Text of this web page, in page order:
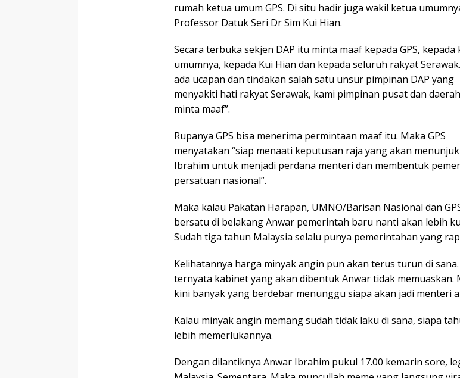
rumah ketua umum GPS. Di situ hadir juga wakil ketua
Professor Datuk Seri Dr Sim Kui Hian.
Secara terbuka sekjen DAP itu minta maaf kepada GPS, kepada
umumnya, kepada Kui Hian dan kepada seluruh rakyat
ada ucapan dan tindakan salah satu unsur pimpinan DAP yang
menyakiti hati rakyat Serawak, kami pimpinan pusat dan
minta maaf”.
Rupanya GPS bisa menerima permintaan maaf itu. Maka GPS
menyatakan “siap menaati keputusan raja yang akan
Ibrahim untuk menjadi perdana menteri dan membentuk
persatuan nasional”.
Maka kalau Pakatan Harapan, UMNO/Barisan Nasional dan
bersatu di belakang Anwar pemerintah baru nanti akan lebih
Sudah tiga tahun Malaysia selalu punya pemerintahan yang
Kelihatannya harga minyak angin pun akan terus turun di sana.
ternyata kabinet yang akan dibentuk Anwar tidak memuaskan.
kini banyak yang berdebar menunggu siapa akan jadi menteri
Kalau minyak angin memang sudah tidak laku di sana, siapa
lebih memerlukannya.
Dengan dilantiknya Anwar Ibrahim pukul 17.00 kemarin sore,